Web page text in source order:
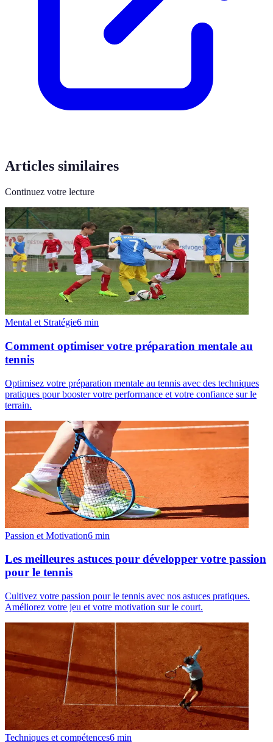
Articles similaires
Continuez votre lecture
Mental et Stratégie6 min
Comment optimiser votre préparation mentale au
tennis
Optimisez votre préparation mentale au tennis avec des techniques
pratiques pour booster votre performance et votre confiance sur le
terrain.
Passion et Motivation6 min
Les meilleures astuces pour développer votre passion
pour le tennis
Cultivez votre passion pour le tennis avec nos astuces pratiques.
Améliorez votre jeu et votre motivation sur le court.
Techniques et compétences6 min